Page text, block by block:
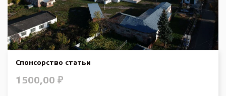
Спонсорство статьи
1500,00 ₽